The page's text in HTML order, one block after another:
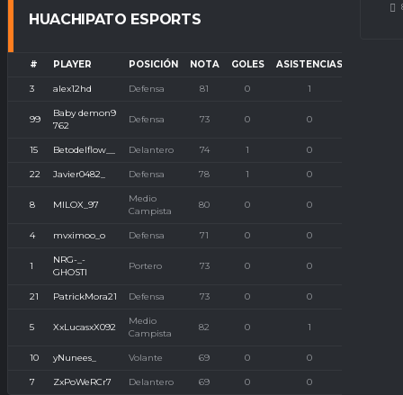
HUACHIPATO ESPORTS
# PLAYER POSICIÓN NOTA GOLES ASISTENCIAS
3 alex12hd Defensa 81 0 1
99
Baby demon9
762
Defensa 73 0 0
15 Betodelflow__ Delantero 74 1 0
22 Javier0482_ Defensa 78 1 0
8 MILOX_97
Medio
Campista
80 0 0
4 mvximoo_o Defensa 71 0 0
1
NRG-_-
GHOSTI
Portero 73 0 0
21 PatrickMora21 Defensa 73 0 0
5 XxLucasxX092
Medio
Campista
82 0 1
10 yNunees_ Volante 69 0 0
7 ZxPoWeRCr7 Delantero 69 0 0